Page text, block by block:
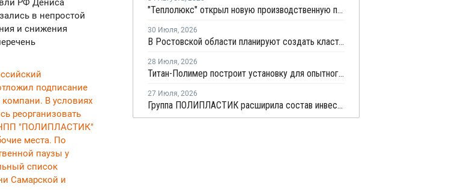
РФ Дениса
в непростой
и снижения
подписание
компани. В условиях
реорганизовать
НПП "ПОЛИПЛАСТИК"
места. По
паузы у
список
Самарской и
"Теплолюкс" открыл новую производственную площадку по выпуску инженерных систем
30 Июля, 2026
В Ростовской области планируют создать кластеры по углехимии и переработке полимеров
28 Июля, 2026
Титан-Полимер построит установку для опытного производства ПБТ
27 Июля, 2026
Группа ПОЛИПЛАСТИК расширила состав инвесторов для привлечения капитала